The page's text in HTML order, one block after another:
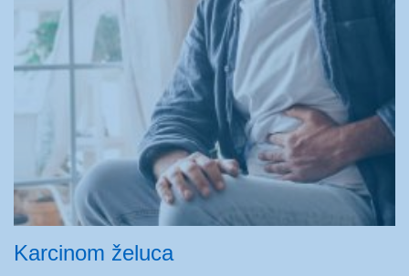
Karcinom želuca